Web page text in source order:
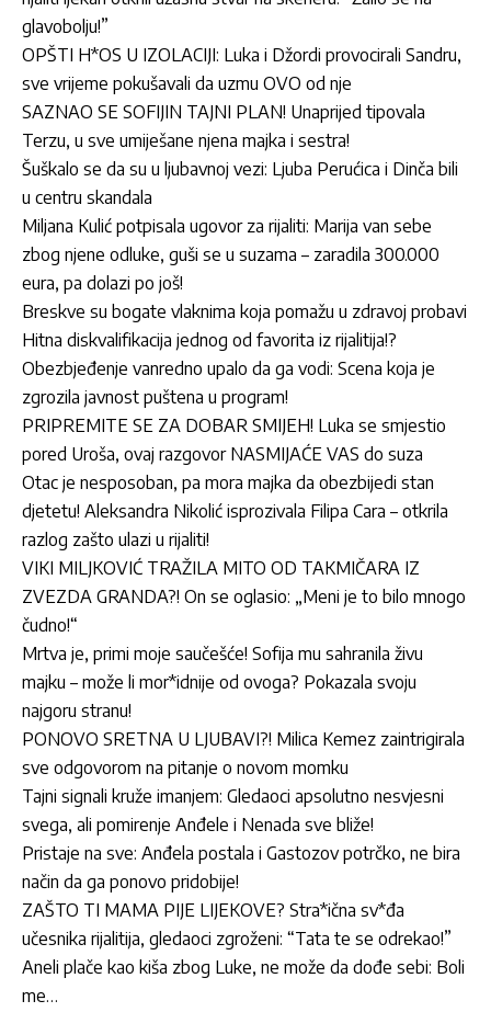
glavobolju!”
OPŠTI H*OS U IZOLACIJI: Luka i Džordi provocirali Sandru,
sve vrijeme pokušavali da uzmu OVO od nje
SAZNAO SE SOFIJIN TAJNI PLAN! Unaprijed tipovala
Terzu, u sve umiješane njena majka i sestra!
Šuškalo se da su u ljubavnoj vezi: Ljuba Perućica i Dinča bili
u centru skandala
Miljana Kulić potpisala ugovor za rijaliti: Marija van sebe
zbog njene odluke, guši se u suzama – zaradila 300.000
eura, pa dolazi po još!
Breskve su bogate vlaknima koja pomažu u zdravoj probavi
Hitna diskvalifikacija jednog od favorita iz rijalitija!?
Obezbjeđenje vanredno upalo da ga vodi: Scena koja je
zgrozila javnost puštena u program!
PRIPREMITE SE ZA DOBAR SMIJEH! Luka se smjestio
pored Uroša, ovaj razgovor NASMIJAĆE VAS do suza
Otac je nesposoban, pa mora majka da obezbijedi stan
djetetu! Aleksandra Nikolić isprozivala Filipa Cara – otkrila
razlog zašto ulazi u rijaliti!
VIKI MILJKOVIĆ TRAŽILA MITO OD TAKMIČARA IZ
ZVEZDA GRANDA?! On se oglasio: „Meni je to bilo mnogo
čudno!“
Mrtva je, primi moje saučešće! Sofija mu sahranila živu
majku – može li mor*idnije od ovoga? Pokazala svoju
najgoru stranu!
PONOVO SRETNA U LJUBAVI?! Milica Kemez zaintrigirala
sve odgovorom na pitanje o novom momku
Tajni signali kruže imanjem: Gledaoci apsolutno nesvjesni
svega, ali pomirenje Anđele i Nenada sve bliže!
Pristaje na sve: Anđela postala i Gastozov potrčko, ne bira
način da ga ponovo pridobije!
ZAŠTO TI MAMA PIJE LIJEKOVE? Stra*ična sv*đa
učesnika rijalitija, gledaoci zgroženi: “Tata te se odrekao!”
Aneli plače kao kiša zbog Luke, ne može da dođe sebi: Boli
me…